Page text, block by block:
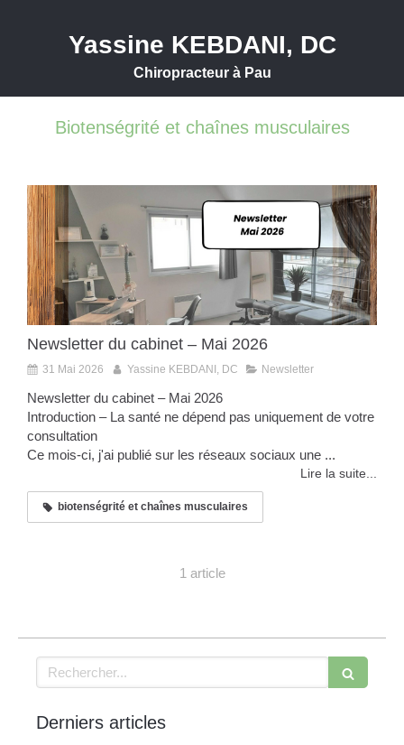
Yassine KEBDANI, DC
Chiropracteur à Pau
Biotenségrité et chaînes musculaires
Newsletter du cabinet – Mai 2026
31 Mai 2026 Yassine KEBDANI, DC Newsletter
Newsletter du cabinet – Mai 2026
Introduction – La santé ne dépend pas uniquement de votre
consultation
Ce mois-ci, j'ai publié sur les réseaux sociaux une ...
Lire la suite...
biotenségrité et chaînes musculaires
1 article
Rechercher
Derniers articles